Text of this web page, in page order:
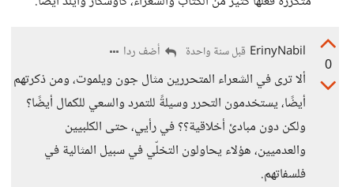
0
ErinyNabil قبل سنة واحدة أضف ردا
ألا ترى في الشعراء المتحررين مثال جون ويلموت، ومن ذكرتهم
أيضًا، يستخدمون التحرر وسيلةً للتمرد والسعي للكمال أيضًا؟
ولكن دون مبادئ أخلاقية؟؟ في رأيي، حتى الكلبيين
والعدميين، هؤلاء يحاولون التخلّي في سبيل المثالية في
فلسفاتهم.